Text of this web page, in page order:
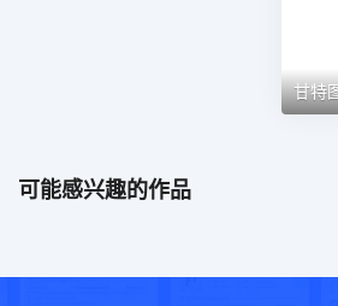
可能感兴趣的作品